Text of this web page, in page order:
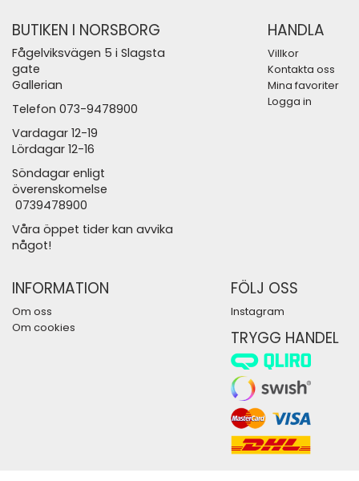
BUTIKEN I NORSBORG
Fågelviksvägen 5 i Slagsta
gate
Gallerian
Telefon 073-9478900
Vardagar 12-19
Lördagar 12-16
Söndagar enligt
överenskomelse
0739478900
Våra öppet tider kan avvika
något!
HANDLA
Villkor
Kontakta oss
Mina favoriter
Logga in
INFORMATION
Om oss
Om cookies
FÖLJ OSS
Instagram
TRYGG HANDEL